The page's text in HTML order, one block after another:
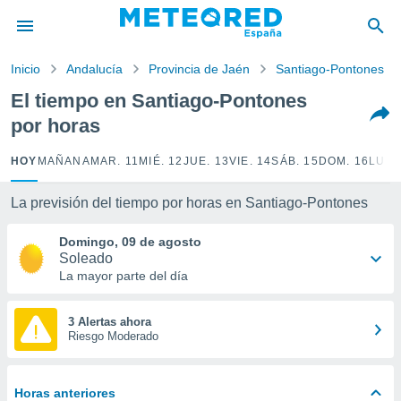
por
para
la
calidad.
a este
las
y
forma
basada
permite
Inicio Andalucía Provincia de Jaén Santiago-Pontones
El tiempo en Santiago-Pontones
por horas
HOY MAÑANA MAR. 11 MIÉ. 12 JUE. 13VIE. 14SÁB. 15 DOM. 16
La previsión del tiempo por horas en Santiago-Pontones
Domingo, 09 de agosto
Soleado
La mayor parte del día
3 Alertas ahora
Riesgo Moderado
Horas anteriores